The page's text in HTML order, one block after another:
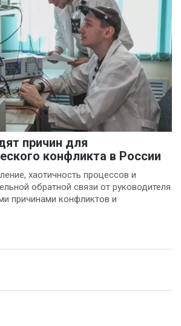
причин для
конфликта в России
хаотичность процессов и
обратной связи от руководителя
причинами конфликтов и